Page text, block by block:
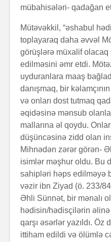
mübahisələri- qadağan
Mütəvəkkil, “əshabul
toplayaraq daha əvvəl
görüşlərə müxalif olacaq
edilməsini əmr etdi.
uyduranlara maaş
danışmaq, bir
və onları dost tutmaq
əqidəsinə mənsub
mallarına əl qoydu.
düşüncəsinə zidd olan
Mihnədən zərər görən-
isimlər məşhur oldu. Bu
sahipləri həps edilməyə
vəzir ibn Ziyad (ö. 233/
Əhli Sünnət, bir mənalı
hədisin/hədisçilərin
qarşı əsərlər yazıldı.
ittiham edildi və ölümlə